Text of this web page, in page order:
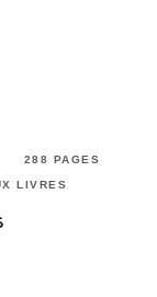
288 PAGES
LIVRES